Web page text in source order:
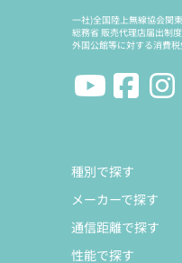
一社)全国陸上無線協会関
総務省 販売代理店届出制
外国公館等に対する消費
種別で探す
メーカーで探す
通信距離で探す
性能で探す